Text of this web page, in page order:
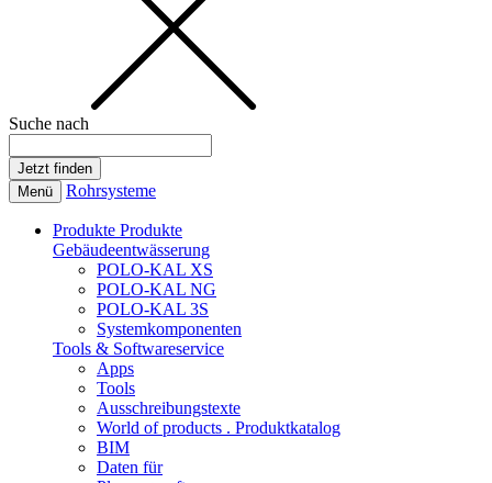
Suche nach
Menü Rohrsysteme
Produkte Produkte
Gebäudeentwässerung
POLO-KAL XS
POLO-KAL NG
POLO-KAL 3S
Systemkomponenten
Tools & Softwareservice
Apps
Tools
Ausschreibungstexte
World of products . Produktkatalog
BIM
Daten für